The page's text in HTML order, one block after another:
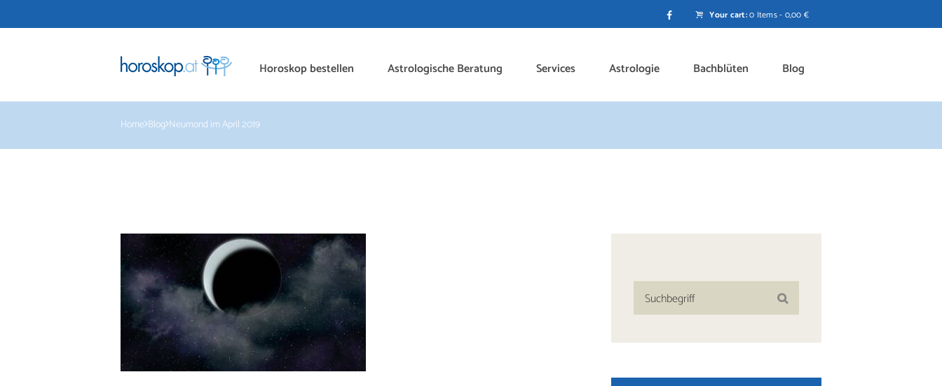
Your cart:0 Items- 0,00 €
Horoskop bestellen Astrologische Beratung Services Astrologie Bachblüten Blog
Home Blog Neumond im April 2019